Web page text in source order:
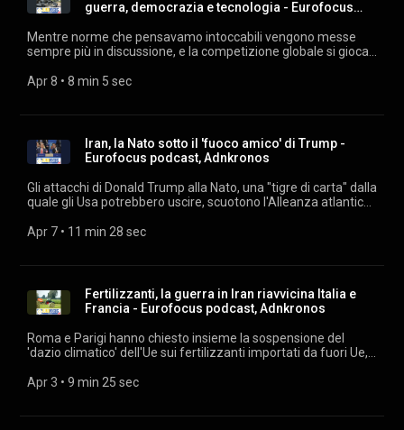
Ascolta "Eurofocus" ogni giorno su podcast.adnkronos.com
(https://podcast.adnkronos.com/show/eurofocus/) e su tutte
le piattaforme di streaming. Estratti audio: archivio audiovisivi
Adnkronos. Musiche su licenza Machiavelli Music.
guerra, democrazia e tecnologia - Eurofocus
Mentre norme che pensavamo intoccabili vengono messe
sempre più in discussione, e la competizione globale si gioca
proprio destino. Due le opzioni: rimanere schiacciata tra Stati
Vibia Sabina e Adriano, sede della Camera di Commercio
della capitale. Ascolta "Eurofocus" ogni giorno su
podcast.adnkronos.com
(https://podcast.adnkronos.com/show/eurofocus/) e su tutte
le piattaforme di streaming. Estratti audio: archivio audiovisivi
Adnkronos. Musiche su licenza Machiavelli Music.
Apr 8 • 8 min 5 sec
Iran, la Nato sotto il 'fuoco amico' di Trump -
Eurofocus podcast, Adnkronos
Gli attacchi di Donald Trump alla Nato, una "tigre di carta" dalla
quale gli Usa potrebbero uscire, scuotono l'Alleanza atlantica,
"Eurofocus" ogni giorno su podcast.adnkronos.com
Apr 7 • 11 min 28 sec
Fertilizzanti, la guerra in Iran riavvicina Italia e
Francia - Eurofocus podcast, Adnkronos
Roma e Parigi hanno chiesto insieme la sospensione del
'dazio climatico' dell'Ue sui fertilizzanti importati da fuori Ue,
"Eurofocus" ogni giorno su podcast.adnkronos.com
Apr 3 • 9 min 25 sec